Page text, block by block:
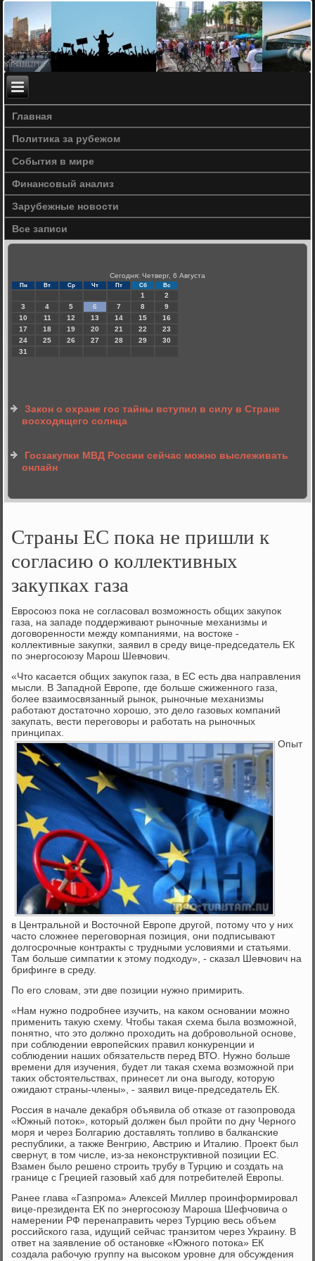
Главная
Политика за рубежом
События в мире
Финансовый анализ
Зарубежные новости
Все записи
Сегодня: Четверг, 6 Августа
Пн Вт Ср Чт Пт Сб Вс
1
2
3
4 5 6 7 8
9
10
11 12 13 14 15
16
17
18 19 20 21 22
23
24
25 26 27 28 29
30
31
Закон о охране гос тайны вступил в силу в Стране
восходящего солнца
Госзакупки МВД России сейчас можно выслеживать
онлайн
Страны ЕС пока не пришли к
согласию о коллективных
закупках газа
Евросоюз пока не согласовал возможность общих закупок
газа, на западе поддерживают рыночные механизмы и
договоренности между компаниями, на востоке -
коллективные закупки, заявил в среду вице-председатель ЕК
по энергосоюзу Марош Шевчович.
«Что касается общих закупок газа, в ЕС есть два направления
мысли. В Западной Европе, где больше сжиженного газа,
более взаимосвязанный рынок, рыночные механизмы
работают достаточно хорошо, это дело газовых компаний
закупать, вести переговоры и работать на рыночных
принципах.
Опыт
в Центральной и Восточной Европе другой, потому что у них
часто сложнее переговорная позиция, они подписывают
долгосрочные контракты с трудными условиями и статьями.
Там больше симпатии к этому подходу», - сказал Шевчович на
брифинге в среду.
По его словам, эти две позиции нужно примирить.
«Нам нужно подробнее изучить, на каком основании можно
применить такую схему. Чтобы такая схема была возможной,
понятно, что это должно проходить на добровольной основе,
при соблюдении европейских правил конкуренции и
соблюдении наших обязательств перед ВТО. Нужно больше
времени для изучения, будет ли такая схема возможной при
таких обстоятельствах, принесет ли она выгоду, которую
ожидают страны-члены», - заявил вице-председатель ЕК.
Россия в начале декабря объявила об отказе от газопровода
«Южный поток», который должен был пройти по дну Черного
моря и через Болгарию доставлять топливо в балканские
республики, а также Венгрию, Австрию и Италию. Проект был
свернут, в том числе, из-за неконструктивной позиции ЕС.
Взамен было решено строить трубу в Турцию и создать на
границе с Грецией газовый хаб для потребителей Европы.
Ранее глава «Газпрома» Алексей Миллер проинформировал
вице-президента ЕК по энергосоюзу Мароша Шефчовича о
намерении РФ перенаправить через Турцию весь объем
российского газа, идущий сейчас транзитом через Украину. В
ответ на заявление об остановке «Южного потока» ЕК
создала рабочую группу на высоком уровне для обсуждения